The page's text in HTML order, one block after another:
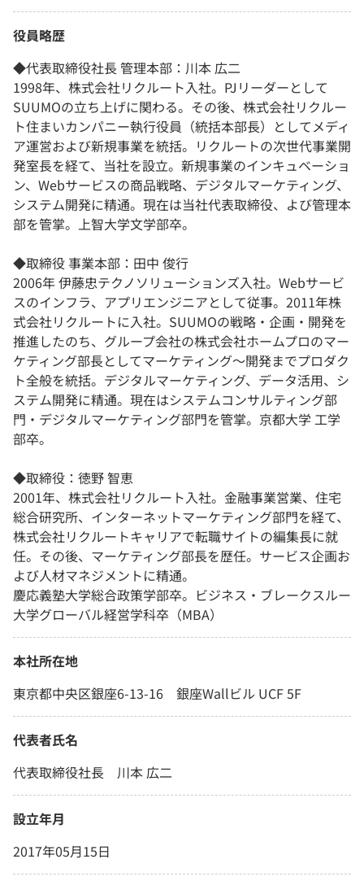
役員略歴
◆代表取締役社長 管理本部：川本 広二
1998年、株式会社リクルート入社。PJリーダーとして
SUUMOの立ち上げに関わる。その後、株式会社リクルー
ト住まいカンパニー執行役員（統括本部長）としてメディ
ア運営および新規事業を統括。リクルートの次世代事業開
発室長を経て、当社を設立。新規事業のインキュベーショ
ン、Webサービスの商品戦略、デジタルマーケティング、
システム開発に精通。現在は当社代表取締役、よび管理本
部を管掌。上智大学文学部卒。
◆取締役 事業本部：田中 俊行
2006年 伊藤忠テクノソリューションズ入社。Webサービ
スのインフラ、アプリエンジニアとして従事。2011年株
式会社リクルートに入社。SUUMOの戦略・企画・開発を
推進したのち、グループ会社の株式会社ホームプロのマー
ケティング部長としてマーケティング～開発までプロダク
ト全般を統括。デジタルマーケティング、データ活用、シ
ステム開発に精通。現在はシステムコンサルティング部
門・デジタルマーケティング部門を管掌。京都大学 工学
部卒。
◆取締役：徳野 智恵
2001年、株式会社リクルート入社。金融事業営業、住宅
総合研究所、インターネットマーケティング部門を経て、
株式会社リクルートキャリアで転職サイトの編集長に就
任。その後、マーケティング部長を歴任。サービス企画お
よび人材マネジメントに精通。
慶応義塾大学総合政策学部卒。ビジネス・ブレークスルー
大学グローバル経営学科卒（MBA）
本社所在地
東京都中央区銀座6-13-16 銀座Wallビル UCF 5F
代表者氏名
代表取締役社長 川本 広二
設立年月
2017年05月15日